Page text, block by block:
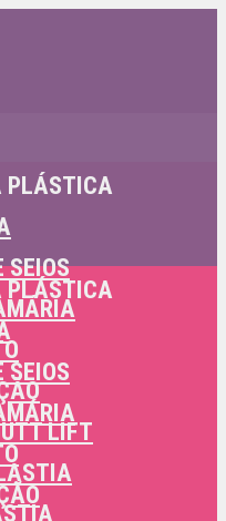
PLÁSTICA
SEIOS
LIFT
PLÁSTICA
SEIOS